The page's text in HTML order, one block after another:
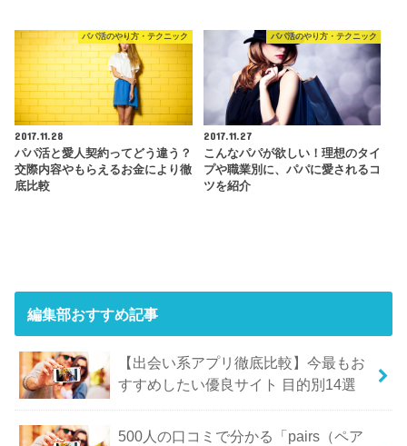
パパ活のやり方・テクニック
2017.11.28
パパ活と愛人契約ってどう違う？
交際内容やもらえるお金により徹
底比較
パパ活のやり方・テクニック
2017.11.27
こんなパパが欲しい！理想のタイ
プや職業別に、パパに愛されるコ
ツを紹介
編集部おすすめ記事
【出会い系アプリ徹底比較】今最もお
すすめしたい優良サイト 目的別14選
500人の口コミで分かる「pairs（ペア